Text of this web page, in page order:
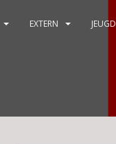
EXTERN JEUGD